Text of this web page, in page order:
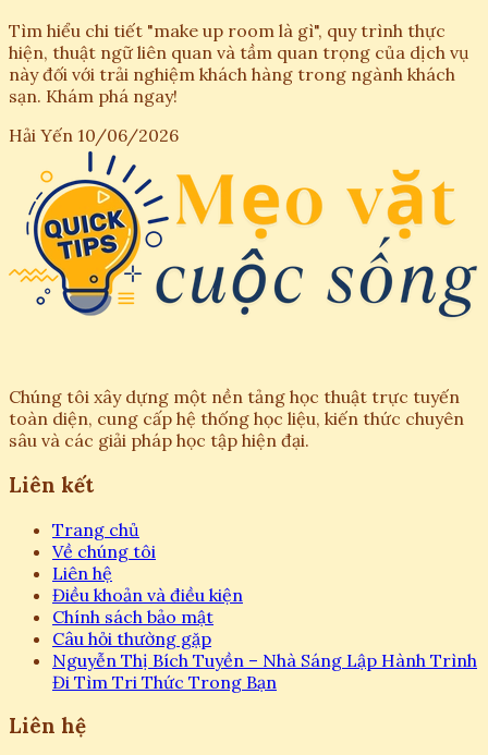
Tìm hiểu chi tiết "make up room là gì", quy trình thực
hiện, thuật ngữ liên quan và tầm quan trọng của dịch vụ
này đối với trải nghiệm khách hàng trong ngành khách
sạn. Khám phá ngay!
Hải Yến 10/06/2026
Chúng tôi xây dựng một nền tảng học thuật trực tuyến
toàn diện, cung cấp hệ thống học liệu, kiến thức chuyên
sâu và các giải pháp học tập hiện đại.
Liên kết
Trang chủ
Về chúng tôi
Liên hệ
Điều khoản và điều kiện
Chính sách bảo mật
Câu hỏi thường gặp
Nguyễn Thị Bích Tuyền – Nhà Sáng Lập Hành Trình
Đi Tìm Tri Thức Trong Bạn
Liên hệ